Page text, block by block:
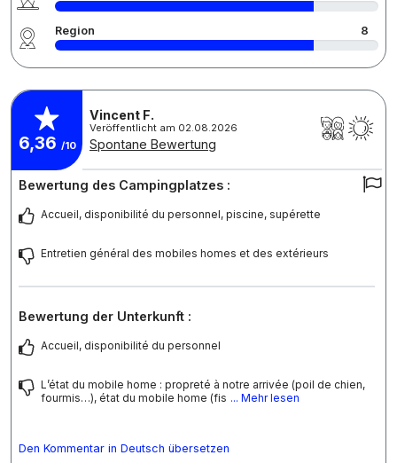
Region 8
6,36 /10
Vincent F.
Veröffentlicht am 02.08.2026
Spontane Bewertung
Bewertung des Campingplatzes :
Accueil, disponibilité du personnel, piscine, supérette
Entretien général des mobiles homes et des extérieurs
Bewertung der Unterkunft :
Accueil, disponibilité du personnel
L’état du mobile home : propreté à notre arrivée (poil de chien,
fourmis…), état du mobile home (fis ... Mehr lesen
Den Kommentar in Deutsch übersetzen